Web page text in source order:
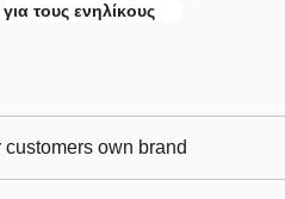
τους ενηλίκους
own brand